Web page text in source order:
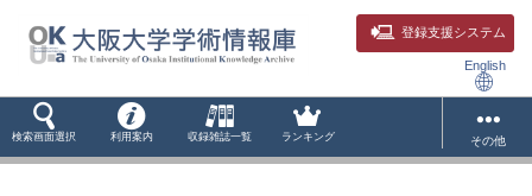
登録支援システム
English
検索画面選択 利用案内 収録雑誌一覧 ランキング その他